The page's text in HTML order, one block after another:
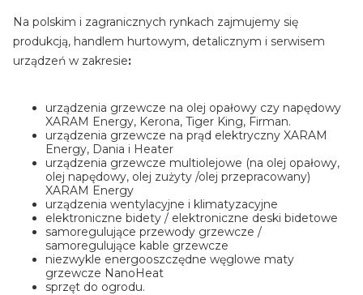
Na polskim i zagranicznych rynkach zajmujemy się
produkcją, handlem hurtowym, detalicznym i serwisem
urządzeń w zakresie:
urządzenia grzewcze na olej opałowy czy napędowy
XARAM Energy, Kerona, Tiger King, Firman.
urządzenia grzewcze na prąd elektryczny XARAM
Energy, Dania i Heater
urządzenia grzewcze multiolejowe (na olej opałowy,
olej napędowy, olej zużyty /olej przepracowany)
XARAM Energy
urządzenia wentylacyjne i klimatyzacyjne
elektroniczne bidety / elektroniczne deski bidetowe
samoregulujące przewody grzewcze /
samoregulujące kable grzewcze
niezwykle energooszczędne węglowe maty
grzewcze NanoHeat
sprzęt do ogrodu.